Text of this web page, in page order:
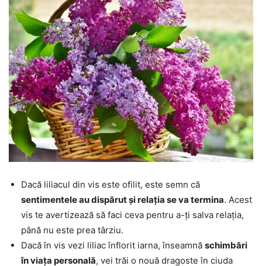
Dacă liliacul din vis este ofilit, este semn că
sentimentele au dispărut și relația se va termina. Acest
vis te avertizează să faci ceva pentru a-ți salva relația,
până nu este prea târziu.
Dacă în vis vezi liliac înflorit iarna, înseamnă schimbări
în viața personală, vei trăi o nouă dragoste în ciuda